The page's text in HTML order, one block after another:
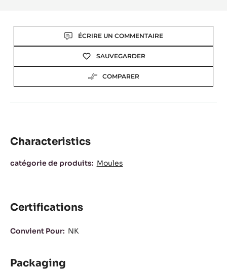
ÉCRIRE UN COMMENTAIRE
SAUVEGARDER
COMPARER
Characteristics
Characteristics
catégorie de produits: Moules
Certifications
Convient Pour: NK
Packaging